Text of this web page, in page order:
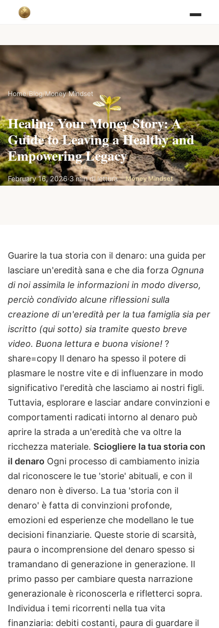
Home/Blog/Money Mindset
Healing Your Money Story: A
Guide to Leaving a Healthy and
Empowering Legacy
February 16, 2026·3 min di lettura· Money Mindset
Guarire la tua storia con il denaro: una guida per
lasciare un'eredità sana e che dia forza Ognuna
di noi assimila le informazioni in modo diverso,
perciò condivido alcune riflessioni sulla
creazione di un'eredità per la tua famiglia sia per
iscritto (qui sotto) sia tramite questo breve
video. Buona lettura e buona visione! ?
share=copy Il denaro ha spesso il potere di
plasmare le nostre vite e di influenzare in modo
significativo l'eredità che lasciamo ai nostri figli.
Tuttavia, esplorare e lasciar andare convinzioni e
comportamenti radicati intorno al denaro può
aprire la strada a un'eredità che va oltre la
ricchezza materiale. Sciogliere la tua storia con
il denaro Ogni processo di cambiamento inizia
dal riconoscere le tue 'storie' abituali, e con il
denaro non è diverso. La tua 'storia con il
denaro' è fatta di convinzioni profonde,
emozioni ed esperienze che modellano le tue
decisioni finanziarie. Queste storie di scarsità,
paura o incomprensione del denaro spesso si
tramandano di generazione in generazione. Il
primo passo per cambiare questa narrazione
generazionale è riconoscerla e rifletterci sopra.
Individua i temi ricorrenti nella tua vita
finanziaria: debiti costanti, paura di guardare il